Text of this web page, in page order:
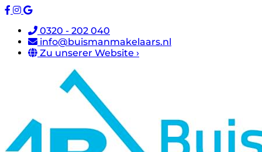
0320 - 202 040
info@buismanmakelaars.nl
Zu unserer Website ›